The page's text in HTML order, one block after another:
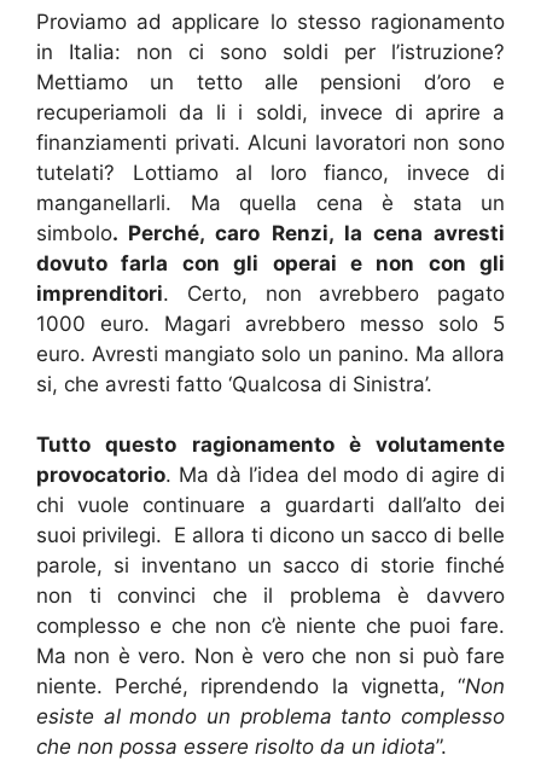
Proviamo ad applicare lo stesso ragionamento
in Italia: non ci sono soldi per l’istruzione?
Mettiamo un tetto alle pensioni d’oro e
recuperiamoli da li i soldi, invece di aprire a
finanziamenti privati. Alcuni lavoratori non sono
tutelati? Lottiamo al loro fianco, invece di
manganellarli. Ma quella cena è stata un
simbolo. Perché, caro Renzi, la cena avresti
dovuto farla con gli operai e non con gli
imprenditori. Certo, non avrebbero pagato
1000 euro. Magari avrebbero messo solo 5
euro. Avresti mangiato solo un panino. Ma allora
si, che avresti fatto ‘Qualcosa di Sinistra’.
Tutto questo ragionamento è volutamente
provocatorio. Ma dà l’idea del modo di agire di
chi vuole continuare a guardarti dall’alto dei
suoi privilegi. E allora ti dicono un sacco di belle
parole, si inventano un sacco di storie finché
non ti convinci che il problema è davvero
complesso e che non c’è niente che puoi fare.
Ma non è vero. Non è vero che non si può fare
niente. Perché, riprendendo la vignetta, “Non
esiste al mondo un problema tanto complesso
che non possa essere risolto da un idiota”.